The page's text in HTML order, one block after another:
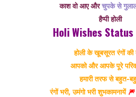
काश वो आए औरचुपके से
हैप्पी होली
Holi Wishes
होली के खूबसूरत रंगों की
आपको और आपके पूरे
हमारी तरफ से बहुत-
रंगों भरी, उमंगो भरी शुभकामनायें